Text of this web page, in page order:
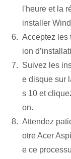
l'heure et la
installer
Acceptez les
ion
Suivez les
e disque sur
s 10 et
on.
Attendez
otre Acer
e ce